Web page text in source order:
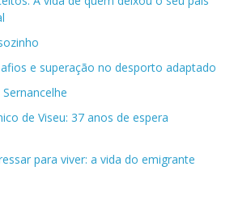
e superação no desporto adaptado
de Viseu: 37 anos de espera
para viver: a vida do emigrante